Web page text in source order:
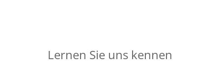
Lernen Sie uns kennen